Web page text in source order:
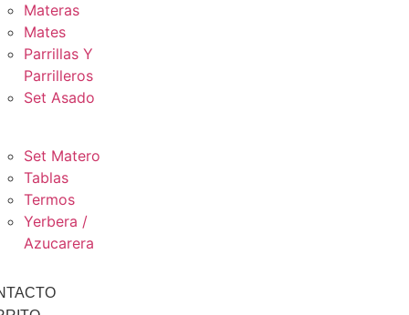
Materas
Mates
Parrillas Y
Parrilleros
Set Asado
Set Matero
Tablas
Termos
Yerbera /
Azucarera